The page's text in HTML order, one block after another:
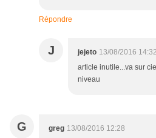
Répondre
J jejeto 13/08/2016 14:32
article inutile...va sur
niveau
G greg 13/08/2016 12:28